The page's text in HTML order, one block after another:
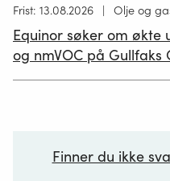
Høring
publisert
02.07.2026
Frist: 13.08.2026 Olje og
Equinor søker om økte
og nmVOC på Gullfaks
Finner du ikke